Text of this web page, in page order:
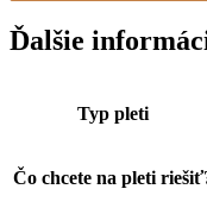
Ďalšie
Typ pleti
Čo chcete na pleti